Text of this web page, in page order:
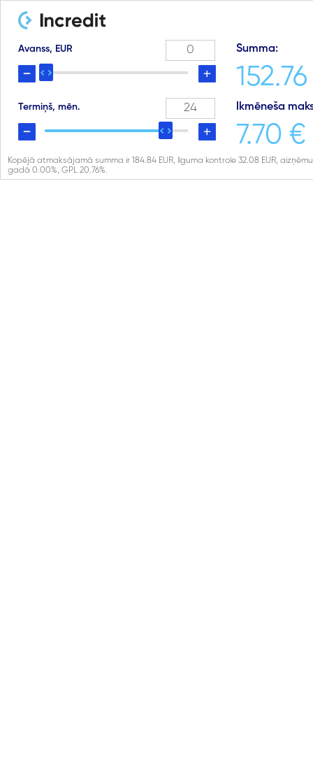
Avanss, EUR
Termiņš, mēn.
Summa:
Ikmēneša
7.70 €
Kopējā atmaksājamā summa ir 184.84 EUR, līguma kontrole 32.08 EUR,
gadā 0.00%, GPL 20.76%.